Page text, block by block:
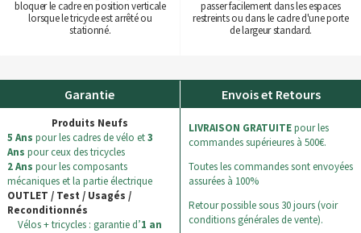
bloquer le cadre en position verticale
lorsque le tricycle est arrêté ou
stationné.
passer facilement dans les espaces
restreints ou dans le cadre d'une porte
de largeur standard.
Garantie
Produits Neufs
5 Ans pour les cadres de vélo et3
Ans pour ceux des tricycles
2 Ans pour les composants
mécaniques et la partie électrique
OUTLET / Test / Usagés /
Reconditionnés
Vélos + tricycles : garantie d’1 an
Envois et Retours
LIVRAISON GRATUITEpour les
commandes supérieures à 500€.
Toutes les commandes sont envoyées
assurées à 100%
Retour possible sous 30 jours (voir
conditions générales de vente).